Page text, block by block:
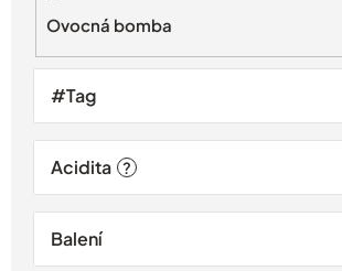
Ovocná bomba
#Tag
Acidita ?
Balení